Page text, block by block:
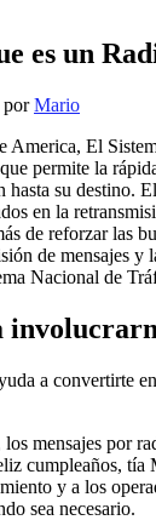
es un
porMario
America, El
permite la
hasta su destino.
en la
de reforzar las
de mensajes y
Nacional de
a convertirte
mensajes por
cumpleaños, tía
y a los
sea necesario.